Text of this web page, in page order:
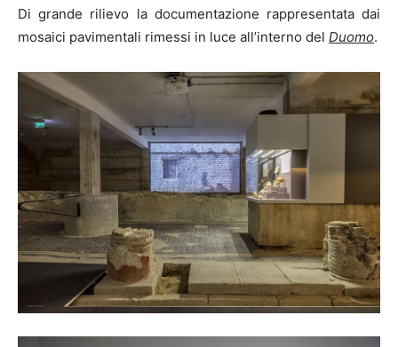
Di grande rilievo la documentazione rappresentata dai
mosaici pavimentali rimessi in luce all’interno del Duomo.